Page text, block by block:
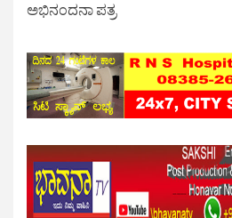
ಅಭಿನಂದನಾ ಪತ್ರ